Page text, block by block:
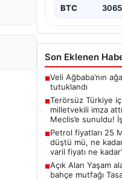
İmzasıyla
BTC
Son Eklenen
■Veli Ağbaba’nın
tutuklandı
■Terörsüz Türkiye
milletvekili imza
Meclis’e sunuldu!
■Petrol fiyatları 25
düştü mü, ne
varil fiyatı ne
■Açık Alan Yaşam
bahçe mutfağı